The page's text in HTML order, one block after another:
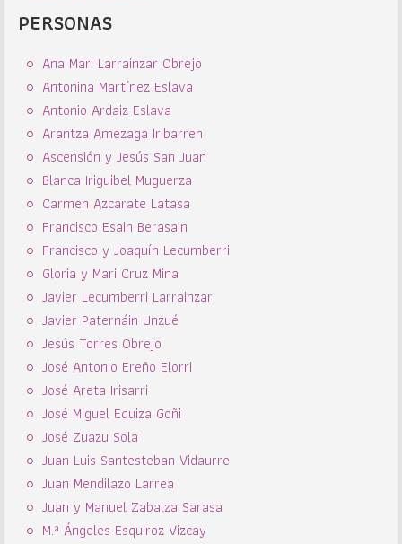
PERSONAS
Ana Mari Larrainzar Obrejo
Antonina Martínez Eslava
Antonio Ardaiz Eslava
Arantza Amezaga Iribarren
Ascensión y Jesús San Juan
Blanca Iriguibel Muguerza
Carmen Azcarate Latasa
Francisco Esain Berasain
Francisco y Joaquín Lecumberri
Gloria y Mari Cruz Mina
Javier Lecumberri Larrainzar
Javier Paternáin Unzué
Jesús Torres Obrejo
José Antonio Ereño Elorri
José Areta Irisarri
José Miguel Equiza Goñi
José Zuazu Sola
Juan Luis Santesteban Vidaurre
Juan Mendilazo Larrea
Juan y Manuel Zabalza Sarasa
M.ª Ángeles Esquiroz Vizcay